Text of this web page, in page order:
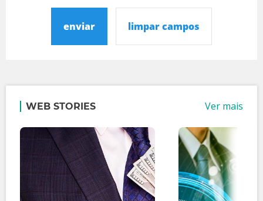
enviar limpar campos
WEB STORIES Ver mais